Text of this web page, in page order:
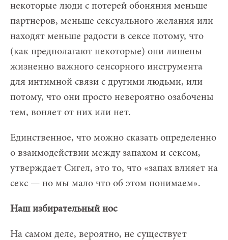
некоторые люди с потерей обоняния меньше
партнеров, меньше сексуального желания или
находят меньше радости в сексе потому, что
(как предполагают некоторые) они лишены
жизненно важного сенсорного инструмента
для интимной связи с другими людьми, или
потому, что они просто невероятно озабочены
тем, воняет от них или нет.
Единственное, что можно сказать определенно
о взаимодействии между запахом и сексом,
утверждает Сигел, это то, что «запах влияет на
секс — но мы мало что об этом понимаем».
Наш избирательный нос
На самом деле, вероятно, не существует